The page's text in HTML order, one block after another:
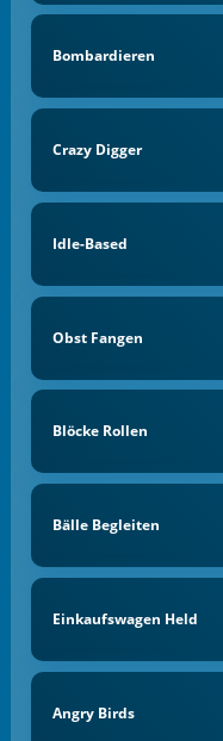
Bombardieren
Crazy Digger
Idle-Based
Obst Fangen
Blöcke Rollen
Bälle Begleiten
Einkaufswagen Held
Angry Birds